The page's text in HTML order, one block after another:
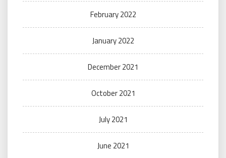
February 2022
January 2022
December 2021
October 2021
July 2021
June 2021